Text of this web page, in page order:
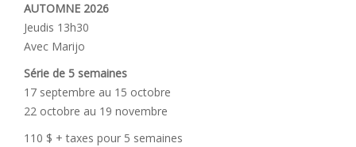
AUTOMNE 2026
Jeudis 13h30
Avec Marijo
Série de 5 semaines
17 septembre au 15 octobre
22 octobre au 19 novembre
110 $ + taxes pour 5 semaines